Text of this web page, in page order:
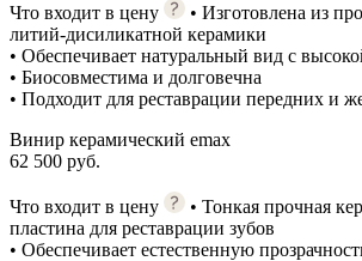
Что входит в цену
• Изготовлена из
литий-дисиликатной керамики
• Обеспечивает натуральный вид с
• Биосовместима и долговечна
• Подходит для реставрации передних и
Винир керамический emax
62 500 руб.
Что входит в цену
• Тонкая прочная
пластина для реставрации зубов
• Обеспечивает естественную